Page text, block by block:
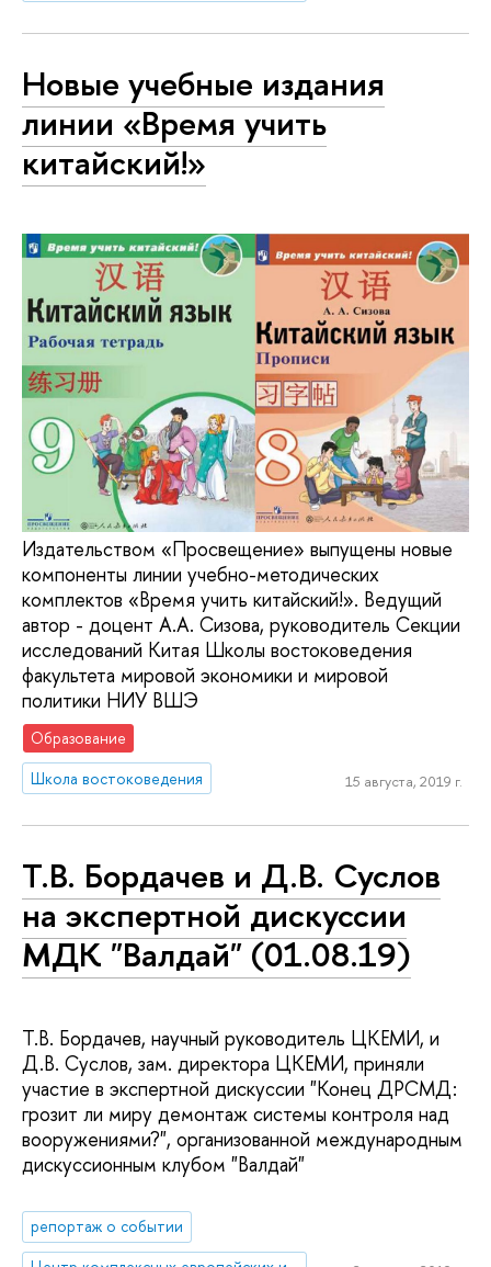
Новые учебные издания
линии «Время учить
китайский!»
Издательством «Просвещение» выпущены новые
компоненты линии учебно-методических
комплектов «Время учить китайский!». Ведущий
автор - доцент А.А. Сизова, руководитель Секции
исследований Китая Школы востоковедения
факультета мировой экономики и мировой
политики НИУ ВШЭ
Образование
Школа востоковедения
15 августа, 2019 г.
Т.В. Бордачев и Д.В. Суслов
на экспертной дискуссии
МДК "Валдай" (01.08.19)
Т.В. Бордачев, научный руководитель ЦКЕМИ, и
Д.В. Суслов, зам. директора ЦКЕМИ, приняли
участие в экспертной дискуссии "Конец ДРСМД:
грозит ли миру демонтаж системы контроля над
вооружениями?", организованной международным
дискуссионным клубом "Валдай"
репортаж о событии